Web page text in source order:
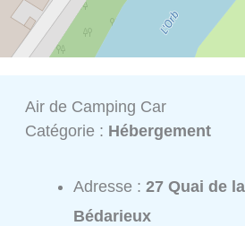
Air de Camping Car
Catégorie : Hébergement
Adresse :27 Quai de
Bédarieux